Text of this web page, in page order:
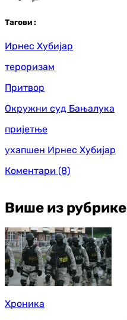
Тагови :
Ирнес Хубијар
тероризам
Притвор
Окружни суд Бањалука
пријетње
ухапшен Ирнес Хубијар
Коментари (8)
Више из рубрике
Хроника